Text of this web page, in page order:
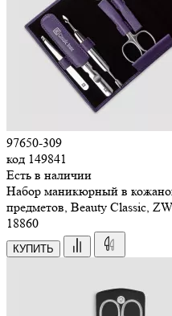
97650-309
код 149841
Есть в наличии
Набор маникюрный в
предметов, Beauty Classic,
18860
КУПИТЬ